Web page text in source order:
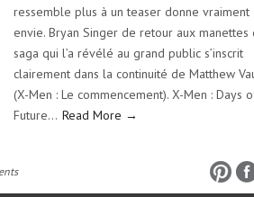
ressemble plus à un teaser donne vraiment
envie. Bryan Singer de retour aux manettes
saga qui l’a révélé au grand public s’inscrit
clairement dans la continuité de Matthew
(X-Men : Le commencement). X-Men : Days
Future… Read More →